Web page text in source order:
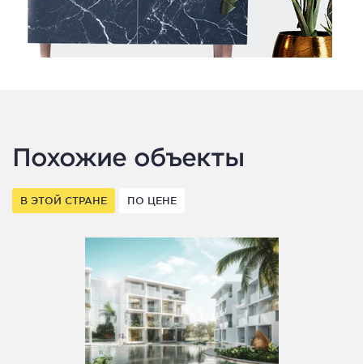
Похожие объекты
В ЭТОЙ СТРАНЕ ПО ЦЕНЕ